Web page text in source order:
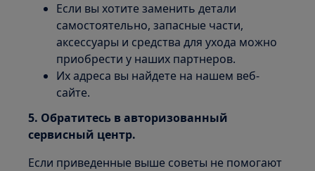
Если вы хотите заменить детали
самостоятельно, запасные части,
аксессуары и средства для ухода можно
приобрести у наших партнеров.
Их адреса вы найдете на нашем веб-
сайте.
5. Обратитесь в авторизованный
сервисный центр.
Если приведенные выше советы не помогают